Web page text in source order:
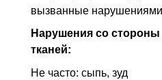
вызванные
Нарушения со
тканей:
Не часто: сыпь, зуд